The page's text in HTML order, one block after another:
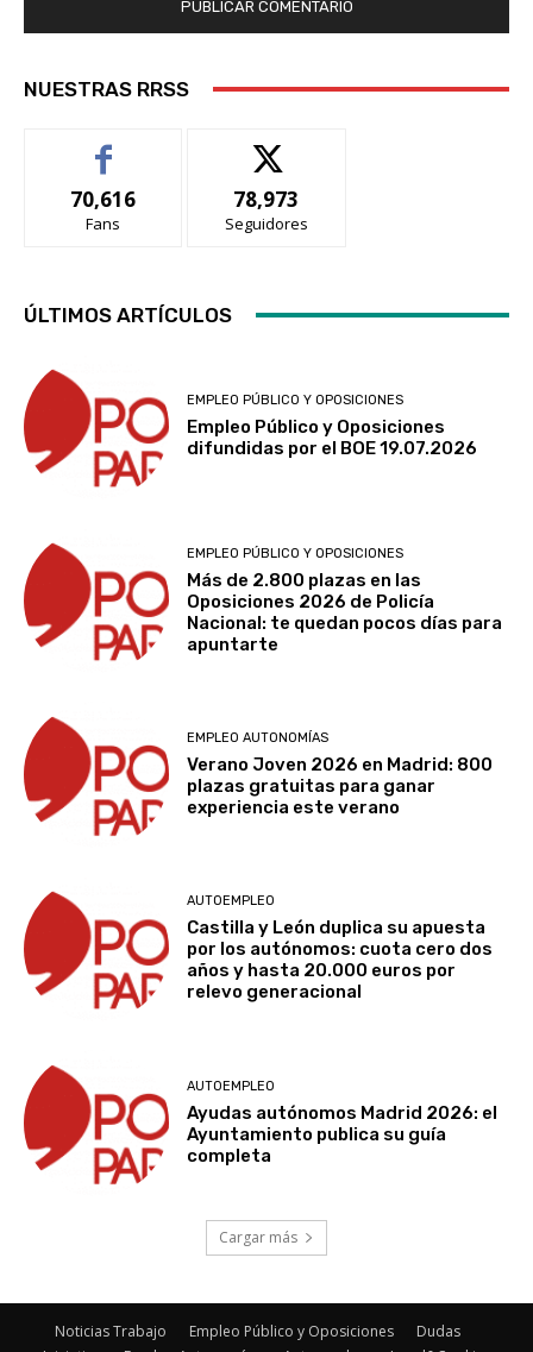
NUESTRAS RRSS
70,616
Fans
78,973
Seguidores
ÚLTIMOS ARTÍCULOS
EMPLEO PÚBLICO Y OPOSICIONES
Empleo Público y Oposiciones
difundidas por el BOE 19.07.2026
EMPLEO PÚBLICO Y OPOSICIONES
Más de 2.800 plazas en las
Oposiciones 2026 de Policía
Nacional: te quedan pocos días para
apuntarte
EMPLEO AUTONOMÍAS
Verano Joven 2026 en Madrid: 800
plazas gratuitas para ganar
experiencia este verano
AUTOEMPLEO
Castilla y León duplica su apuesta
por los autónomos: cuota cero dos
años y hasta 20.000 euros por
relevo generacional
AUTOEMPLEO
Ayudas autónomos Madrid 2026: el
Ayuntamiento publica su guía
completa
Cargar más
Noticias Trabajo Empleo Público y Oposiciones
Dudas